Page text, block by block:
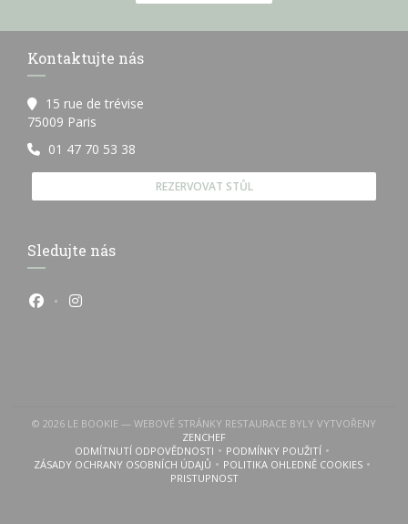
Kontaktujte nás
15 rue de trévise
75009 Paris
01 47 70 53 38
REZERVOVAT STŮL
Sledujte nás
Facebook ((otevře se v novém okně))
Instagram ((otevře se v novém okně))
© 2026 LE BOOKIE — WEBOVÉ STRÁNKY RESTAURACE BYLY VYTVOŘENY
ZENCHEF((OTEVŘE SE V NOVÉM OKNĚ))
ODMÍTNUTÍ ODPOVĚDNOSTI((OTEVŘE SE V NOVÉM OKNĚ))
PODMÍNKY POUŽITÍ((OTEVŘE SE V NOVÉM
ZÁSADY OCHRANY OSOBNÍCH ÚDAJŮ
((OTEVŘE SE V NOVÉM OKNĚ))POLITIKA OHLEDNĚ COOKIES
((OTEVŘE SE V NOVÉM
PRISTUPNOST
((OTEVŘE SE V NOVÉM OKNĚ))